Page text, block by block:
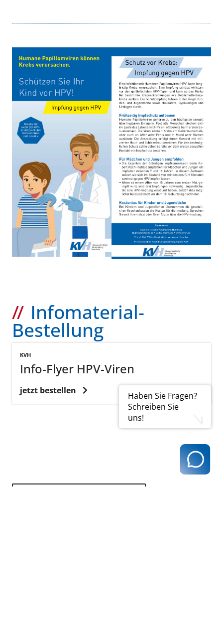
Haben Sie Fragen?
Schreiben Sie
uns!
Infomaterial-
Bestellung
KVH
Info-Flyer HPV-Viren
jetzt bestellen